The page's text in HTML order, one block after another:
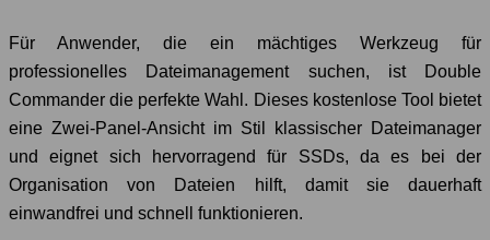
Für Anwender, die ein mächtiges Werkzeug für
professionelles Dateimanagement suchen, ist Double
Commander die perfekte Wahl. Dieses kostenlose Tool bietet
eine Zwei-Panel-Ansicht im Stil klassischer Dateimanager
und eignet sich hervorragend für SSDs, da es bei der
Organisation von Dateien hilft, damit sie dauerhaft
einwandfrei und schnell funktionieren.